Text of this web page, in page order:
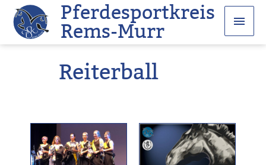
Zum
Inhalt
springen
Pferdesportkreis
Rems-Murr
Reiterball